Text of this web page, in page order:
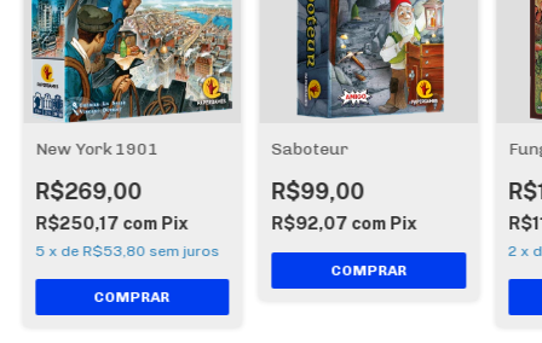
New York 1901
R$269,00
R$250,17 com Pix
5 x de R$53,80 sem juros
Saboteur
R$99,00
R$92,07 com Pix
2 x